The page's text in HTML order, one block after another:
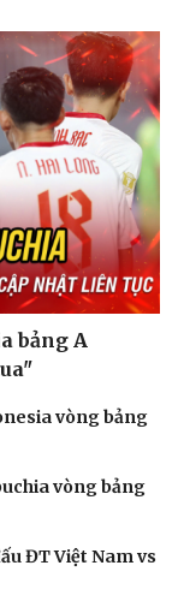
thời sự
đêm khuya
yêu
cho bé
tâm hồn
bảng A
vòng bảng
vòng bảng
ĐT Việt Nam vs